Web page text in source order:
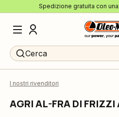
Spedizione gratuita con
Cerca
I nostri rivenditori
AGRI AL-FRA DI FRIZZI